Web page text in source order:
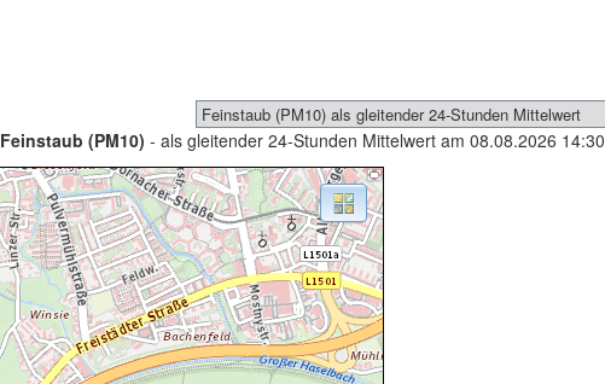
Feinstaub (PM10) - als gleitender 24-Stunden Mittelwert am 08.08.2026 14:30